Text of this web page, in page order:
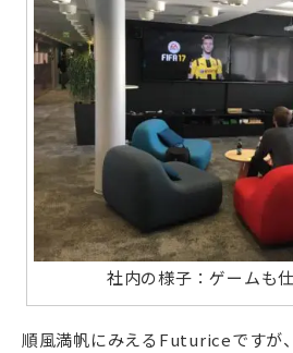
社内の様子：ゲームも
順風満帆にみえるFuturiceですが